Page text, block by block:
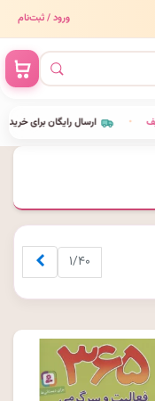
ورود / ثبت‌نام
ارسال رایگان برای •
۱/۴۰